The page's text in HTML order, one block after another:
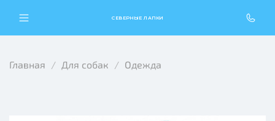
СЕВЕРНЫЕ ЛАПКИ
Главная Для собак Одежда